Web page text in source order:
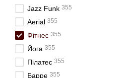
Jazz Funk 355
Aerial 355
Фітнес 355
Йога 355
Пілатес 355
Барре 355